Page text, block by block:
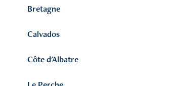
Bretagne
Calvados
Côte d'Albatre